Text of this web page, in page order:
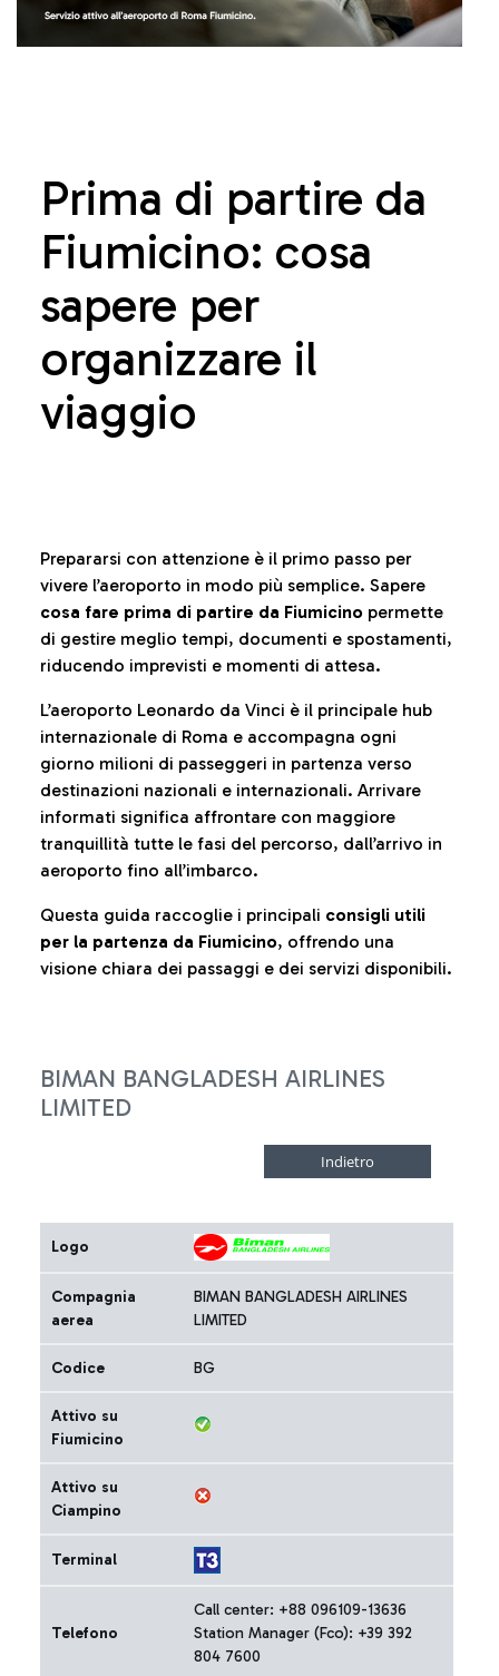
Prima di partire da
Fiumicino: cosa
sapere per
organizzare il
viaggio
Prepararsi con attenzione è il primo passo per
vivere l’aeroporto in modo più semplice. Sapere
cosa fare prima di partire da Fiumicino permette
di gestire meglio tempi, documenti e spostamenti,
riducendo imprevisti e momenti di attesa.
L’aeroporto Leonardo da Vinci è il principale hub
internazionale di Roma e accompagna ogni
giorno milioni di passeggeri in partenza verso
destinazioni nazionali e internazionali. Arrivare
informati significa affrontare con maggiore
tranquillità tutte le fasi del percorso, dall’arrivo in
aeroporto fino all’imbarco.
Questa guida raccoglie i principali consigli utili
per la partenza da Fiumicino, offrendo una
visione chiara dei passaggi e dei servizi disponibili.
BIMAN BANGLADESH AIRLINES
LIMITED
Logo
Compagnia
aerea
BIMAN BANGLADESH AIRLINES
LIMITED
Codice BG
Attivo su
Fiumicino
Attivo su
Ciampino
Terminal
Telefono
Call center: +88 096109-13636
Station Manager (Fco): +39 392
804 7600